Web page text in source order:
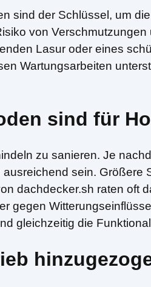
sind der Schlüssel, um
von
Lasur oder eines
Wartungsarbeiten
sind für
zu sanieren. Je
sein.
dachdecker.sh raten oft
gegen
gleichzeitig die